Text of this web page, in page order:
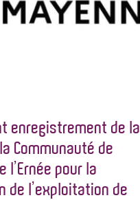
enregistrement de la
Communauté de
l’Ernée pour la
de l’exploitation de